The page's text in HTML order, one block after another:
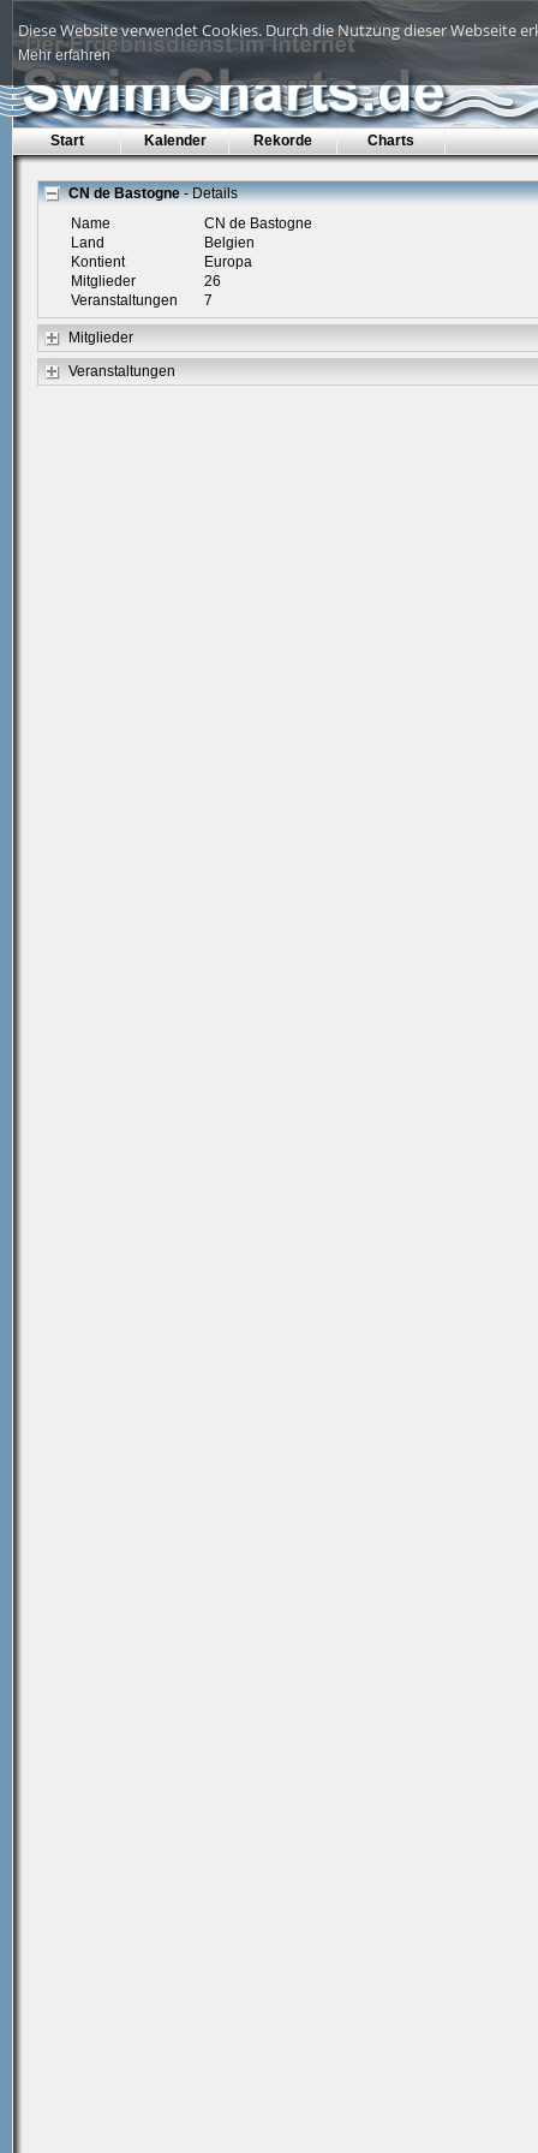
Diese Website verwendet Cookies. Durch die Nutzung dieser Webseite
Mehr erfahren
Start Kalender Rekorde Charts
CN de Bastogne- Details
Name
CN de Bastogne
Land
Belgien
Kontient
Europa
Mitglieder
26
Veranstaltungen
7
Mitglieder
Veranstaltungen